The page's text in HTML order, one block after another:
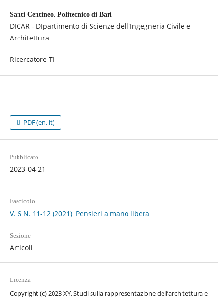
Santi Centineo, Politecnico di Bari
DICAR - DIpartimento di Scienze dell'Ingegneria Civile e
Architettura
Ricercatore TI
PDF (en, it)
Pubblicato
2023-04-21
Fascicolo
V. 6 N. 11-12 (2021): Pensieri a mano libera
Sezione
Articoli
Licenza
Copyright (c) 2023 XY. Studi sulla rappresentazione dell’architettura e